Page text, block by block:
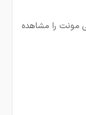
مونت را مشاهده